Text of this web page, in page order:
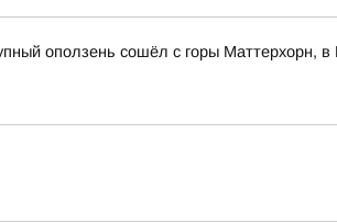
оползень сошёл с горы Маттерхорн, в